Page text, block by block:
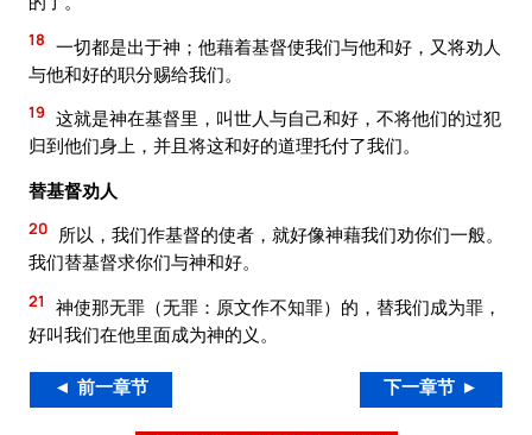
18 一切都是出于神；他藉着基督使我们与他和好，又将劝人
与他和好的职分赐给我们。
19 这就是神在基督里，叫世人与自己和好，不将他们的过犯
归到他们身上，并且将这和好的道理托付了我们。
替基督劝人
20 所以，我们作基督的使者，就好像神藉我们劝你们一般。
我们替基督求你们与神和好。
21
神使那无罪（无罪：原文作不知罪）的，替我们成为罪，
好叫我们在他里面成为神的义。
◄ 前一章节 下一章节 ►